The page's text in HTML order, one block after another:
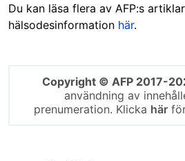
Du kan läsa flera av AFP:s
hälsodesinformation här.
Copyright © AFP 2017-
användning av
prenumeration. Klicka härför